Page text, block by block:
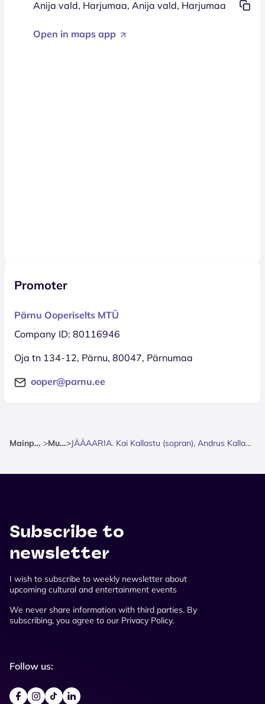
Anija vald, Harjumaa, Anija vald, Harjumaa
Open in maps app
Promoter
Pärnu Ooperiselts MTÜ
Company ID: 80116946
Oja tn 134-12, Pärnu, 80047, Pärnumaa
ooper@parnu.ee
Mainpage > Music> JÄÄAARIA. Kai Kallastu (sopran), Andrus Kallastu (klaver)
Subscribe to
newsletter
I wish to subscribe to weekly newsletter about
upcoming cultural and entertainment events
We never share information with third parties. By
subscribing, you agree to our Privacy Policy.
Follow us: